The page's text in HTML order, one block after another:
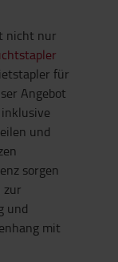
nicht nur
für
Angebot
und
sorgen
zur
und
mit